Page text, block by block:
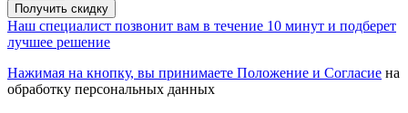
Получить скидку
Наш специалист позвонит вам в течение 10 минут и подберет
лучшее решение
Нажимая на кнопку, вы принимаете Положение и Согласие на
обработку персональных данных